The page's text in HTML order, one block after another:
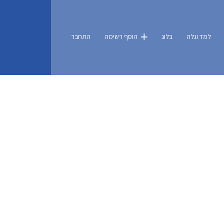
למד וגלה בלוג הוסף רשימה התחבר